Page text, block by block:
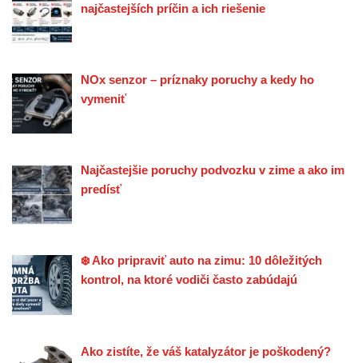
najčastejších príčin a ich riešenie
NOx senzor – príznaky poruchy a kedy ho
vymeniť
Najčastejšie poruchy podvozku v zime a ako im
predísť
❄️ Ako pripraviť auto na zimu: 10 dôležitých
kontrol, na ktoré vodiči často zabúdajú
Ako zistíte, že váš katalyzátor je poškodený?